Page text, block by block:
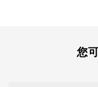
您